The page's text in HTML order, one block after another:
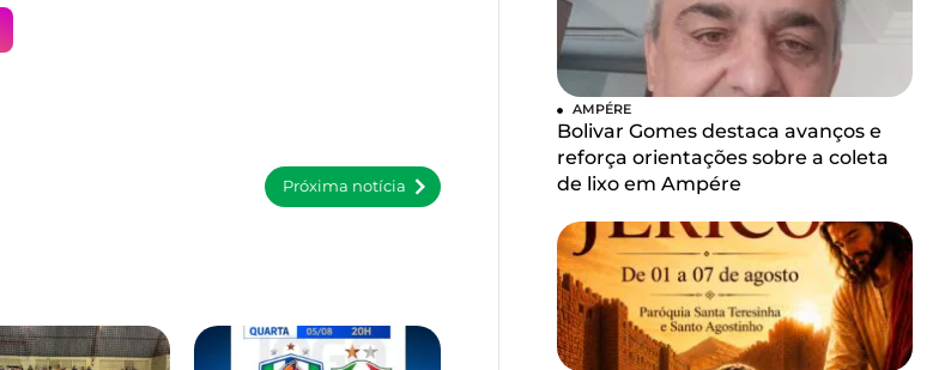
Próxima notícia
AMPÉRE
Bolivar Gomes destaca avanços e
reforça orientações sobre a coleta
de lixo em Ampére